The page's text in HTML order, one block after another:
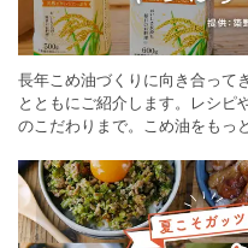
長年こめ油づくりに向き合って
とともにご紹介します。レシピ
のこだわりまで。こめ油をもっ